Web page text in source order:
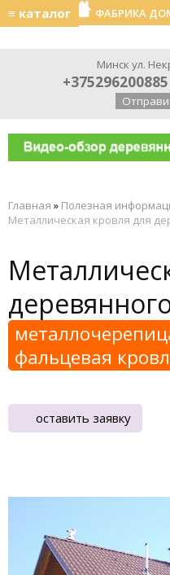
≡ каталог ФАБРИКА
Минск ул.
+375296200885
Главная » Полезная
Металлическая кровля для
фальцевая
оставить заявку